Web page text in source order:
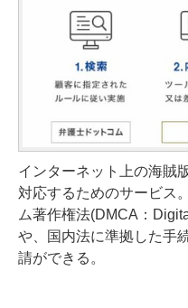
インターネット上の海賊
対応するためのサービス
ム著作権法(DMCA：
や、国内法に準拠した手
請ができる。